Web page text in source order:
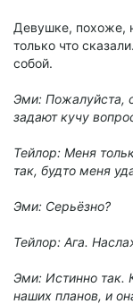
Девушке, похоже,
только что
собой.
Эми: Пожалуйста,
задают кучу
Тейлор: Меня
так, будто меня
Эми: Серьёзно?
Тейлор: Ага.
Эми: Истинно так.
наших планов, и